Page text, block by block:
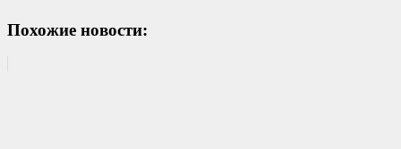
Похожие новости: